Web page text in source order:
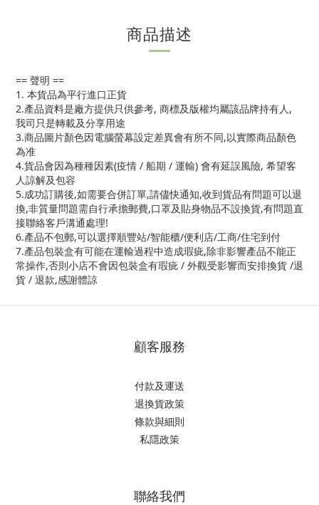
商品描述
== 聲明 ==
1. 本貨品為平行進口正貨
2.產品資料是廠方提供只供參考, 商標及版權均屬該品牌持有人,
我司只是轉載及分享用途
3.商品圖片顏色因電腦螢幕設定差異會有所不同,以實際商品顏色
為准
4.貨品會因為種種因素(疫情 / 船期 / 運輸) 會有延誤風險, 希望客
人諒解及包容
5.成功訂購後,如需要合併訂單,請儘快通知,收到貨品有問題可以退
換,非質量問題需自行承擔郵費,口罩及貼身物品不設換貨,有問題直
接聯絡客戶溝通處理!
6.產品不包郵,可以選擇順豐站/智能櫃/便利店/工商/住宅到付
7.產品包裝盒有可能在運輸過程中造成瑕疵,除非影響產品不能正
常操作,否則小店不會因包裝盒有瑕疵 / 外觀受影響而安排換貨 /退
貨 / 退款,感謝體諒
顧客服務
付款及運送
退換貨政策
條款與細則
私隱政策
聯絡我們